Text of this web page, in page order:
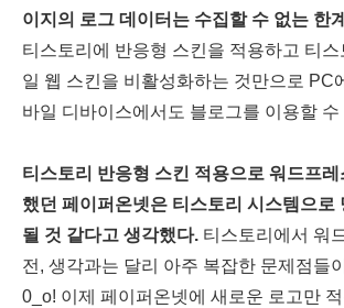
이지의 로그 데이터는 수집할 수 없는 한
티스토리에 반응형 스킨을 적용하고 티
일 웹 스킨을 비활성화하는 것만으로 PC
바일 디바이스에서도 블로그를 이용할 수
티스토리 반응형 스킨 적용으로 워드프
했던 페이퍼온넷은 티스토리 시스템으로
될 것 같다고 생각했다. 티스토리에서 워
전, 생각과는 달리 아주 복잡한 문제점들
0_o! 이제 페이퍼온넷에 새로운 로고만